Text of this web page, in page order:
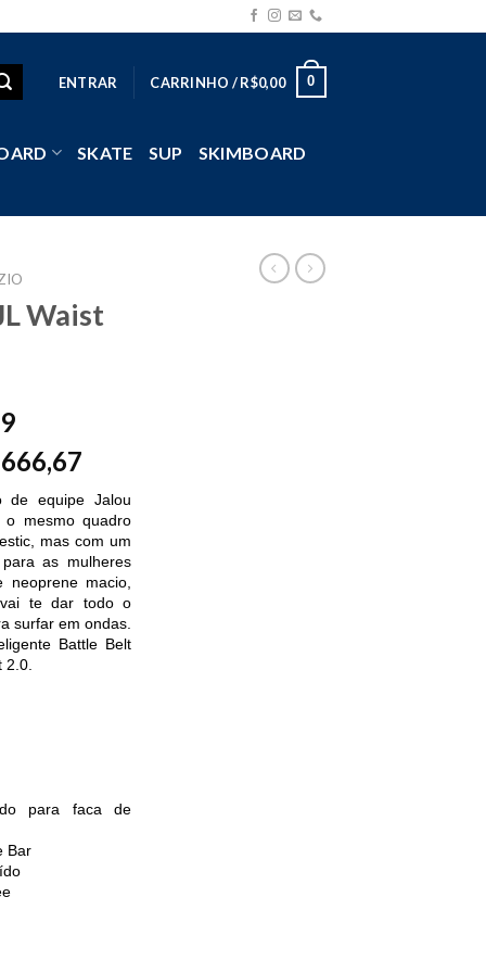
ENTRAR CARRINHO /R$0,00 0
SKATE SUP SKIMBOARD
Waist
666,67
de equipe Jalou
o mesmo quadro
mas com um
as mulheres
macio,
te dar todo o
surfar em ondas.
Battle Belt
para faca de
Bar